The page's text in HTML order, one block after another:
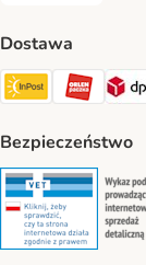
Dostawa
Paczkomat®
Bezpieczeństwo